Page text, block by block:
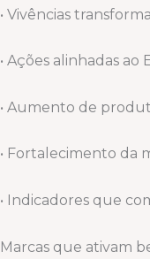
• Vivências
• Ações alinhadas ao
• Aumento de
• Fortalecimento da
• Indicadores que
Marcas que ativam